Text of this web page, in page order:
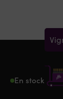
En stock